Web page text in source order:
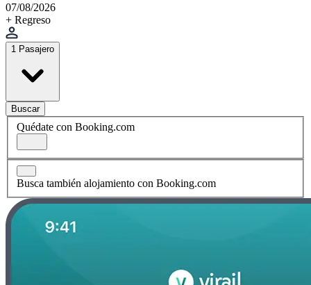
07/08/2026
+ Regreso
1 Pasajero
Buscar
Quédate con Booking.com
Busca también alojamiento con Booking.com